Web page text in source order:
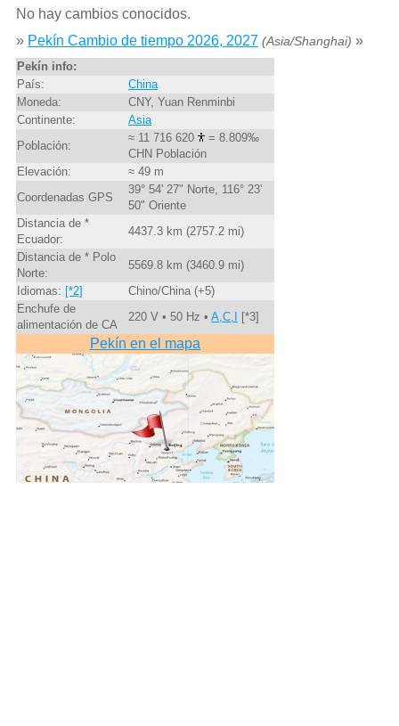
No hay cambios conocidos.
» Pekín Cambio de tiempo 2026, 2027 (Asia/Shanghai) »
Pekín info:
País:
China
Moneda:
CNY, Yuan Renminbi
Continente:
Asia
Población:
≈ 11 716 620
= 8.809‰
CHN Población
Elevación:
≈ 49 m
Coordenadas GPS
39° 54' 27" Norte, 116° 23'
50" Oriente
Distancia de *
Ecuador:
4437.3 km (2757.2 mi)
Distancia de * Polo
Norte:
5569.8 km (3460.9 mi)
Idiomas: [*2]
Chino/China (+5)
Enchufe de
alimentación de CA
220 V • 50 Hz • A,C,I [*3]
Pekín en el mapa